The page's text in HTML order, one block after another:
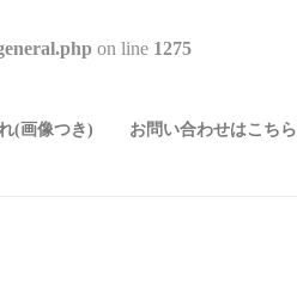
on line 1275
(画像つき) お問い合わせはこちら